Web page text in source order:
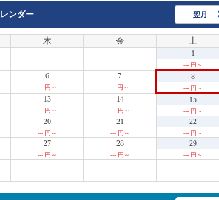
ンダー 翌月
木 金 土
1
--- 円～
6
--- 円～
7
--- 円～
8
--- 円～
13
--- 円～
14
--- 円～
15
--- 円～
20
--- 円～
21
--- 円～
22
--- 円～
27
--- 円～
28
--- 円～
29
--- 円～